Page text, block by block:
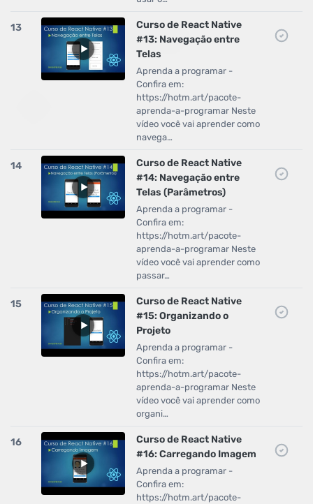
13
Curso de React Native
#13: Navegação entre
Telas
Aprenda a programar -
Confira em:
https://hotm.art/pacote-
aprenda-a-programar Neste
vídeo você vai aprender como
navega…
14
Curso de React Native
#14: Navegação entre
Telas (Parâmetros)
Aprenda a programar -
Confira em:
https://hotm.art/pacote-
aprenda-a-programar Neste
vídeo você vai aprender como
passar…
15
Curso de React Native
#15: Organizando o
Projeto
Aprenda a programar -
Confira em:
https://hotm.art/pacote-
aprenda-a-programar Neste
vídeo você vai aprender como
organi…
16
Curso de React Native
#16: Carregando Imagem
Aprenda a programar -
Confira em:
https://hotm.art/pacote-